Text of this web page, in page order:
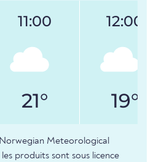
11:00
21°
12:00
19°
Meteorological
produits sont sous licence